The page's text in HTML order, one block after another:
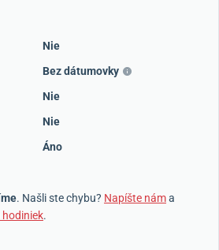
Nie
Bez dátumovky
Nie
Nie
Áno
. Našli ste chybu? Napíšte náma
hodiniek.